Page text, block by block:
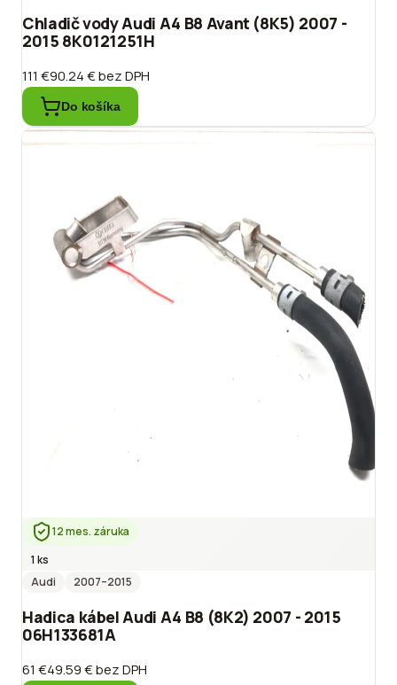
Chladič vody Audi A4 B8 Avant (8K5) 2007 -
2015 8K0121251H
111 €90.24 €bez DPH
Do košíka
12 mes. záruka
1 ks
Audi
2007–2015
Hadica kábel Audi A4 B8 (8K2) 2007 - 2015
06H133681A
61 €49.59 €bez DPH